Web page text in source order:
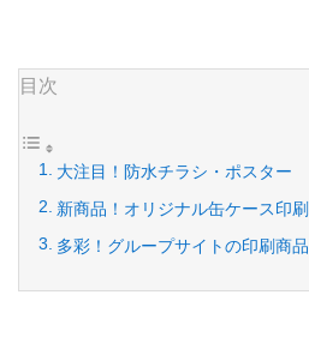
目次
大注目！防水チラシ・ポスター
新商品！オリジナル缶ケース印刷
多彩！グループサイトの印刷商品